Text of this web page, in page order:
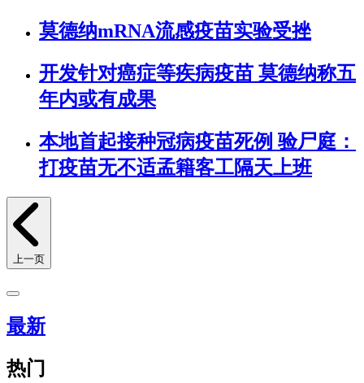
莫德纳mRNA流感疫苗实验受挫
开发针对癌症等疾病疫苗 莫德纳称五
年内或有成果
本地首起接种冠病疫苗死例 验尸庭：
打疫苗无不适孟籍客工隔天上班
上一页
最新
热门